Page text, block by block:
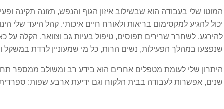
הליקובקטר פילורי
הפרעות אכילה
מעי רגיז
המוטו שלי בעבודה הוא שבשילוב איזון הגוף והנפש, תזונה תקינה
יכול להגיע למקסימום בריאות ולאורח חיים איכותי. קהל היעד שלי
להירגע, לשחרר שרירים תפוסים, טיפול בעיות גב וצוואר, הקלה
שנפצעו במהלך הפעילות, נשים הרות, כל מי שמעוניין לרדת במשקל
היתרון שלי לעומת מטפלים אחרים הוא בידע רב ומשולב ממספר
שנים, אפשרות לעבודה בבית הלקוח וגם ידיעת ארבע שפות: